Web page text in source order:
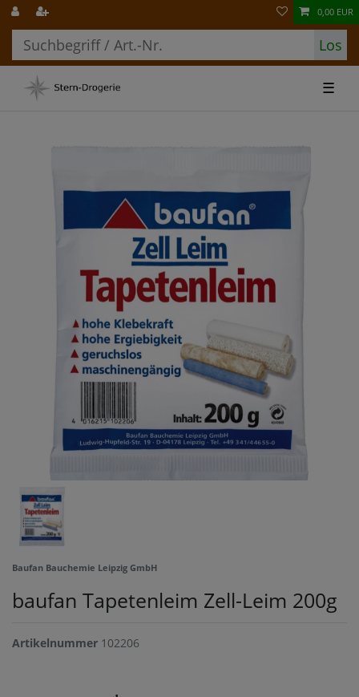
Los
0,00 EUR
☰
Baufan Bauchemie Leipzig GmbH
baufan Tapetenleim Zell-Leim 200g
Artikelnummer 102206